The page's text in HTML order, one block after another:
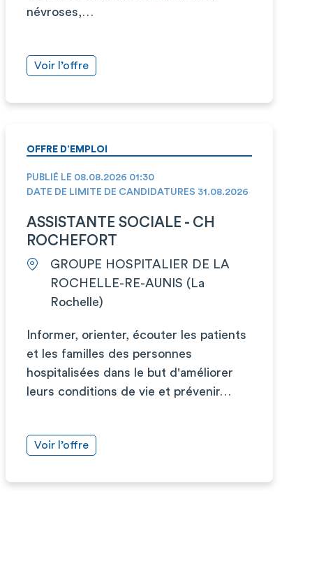
névroses,…
Voir l’offre
OFFRE D’EMPLOI
PUBLIÉ LE 08.08.2026 01:30
DATE DE LIMITE DE CANDIDATURES 31.08.2026
ASSISTANTE SOCIALE - CH
ROCHEFORT
GROUPE HOSPITALIER DE LA
ROCHELLE-RE-AUNIS (La
Rochelle)
Informer, orienter, écouter les patients
et les familles des personnes
hospitalisées dans le but d'améliorer
leurs conditions de vie et prévenir…
Voir l’offre